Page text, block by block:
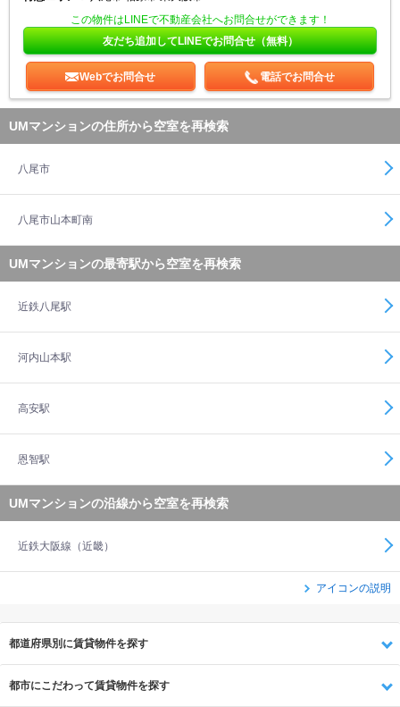
この物件はLINEで不動産会社へお問合せができます！
友だち追加してLINEでお問合せ（無料）
Webでお問合せ 電話でお問合せ
UMマンションの住所から空室を再検索
八尾市
八尾市山本町南
UMマンションの最寄駅から空室を再検索
近鉄八尾駅
河内山本駅
高安駅
恩智駅
UMマンションの沿線から空室を再検索
近鉄大阪線（近畿）
アイコンの説明
都道府県別に賃貸物件を探す
都市にこだわって賃貸物件を探す